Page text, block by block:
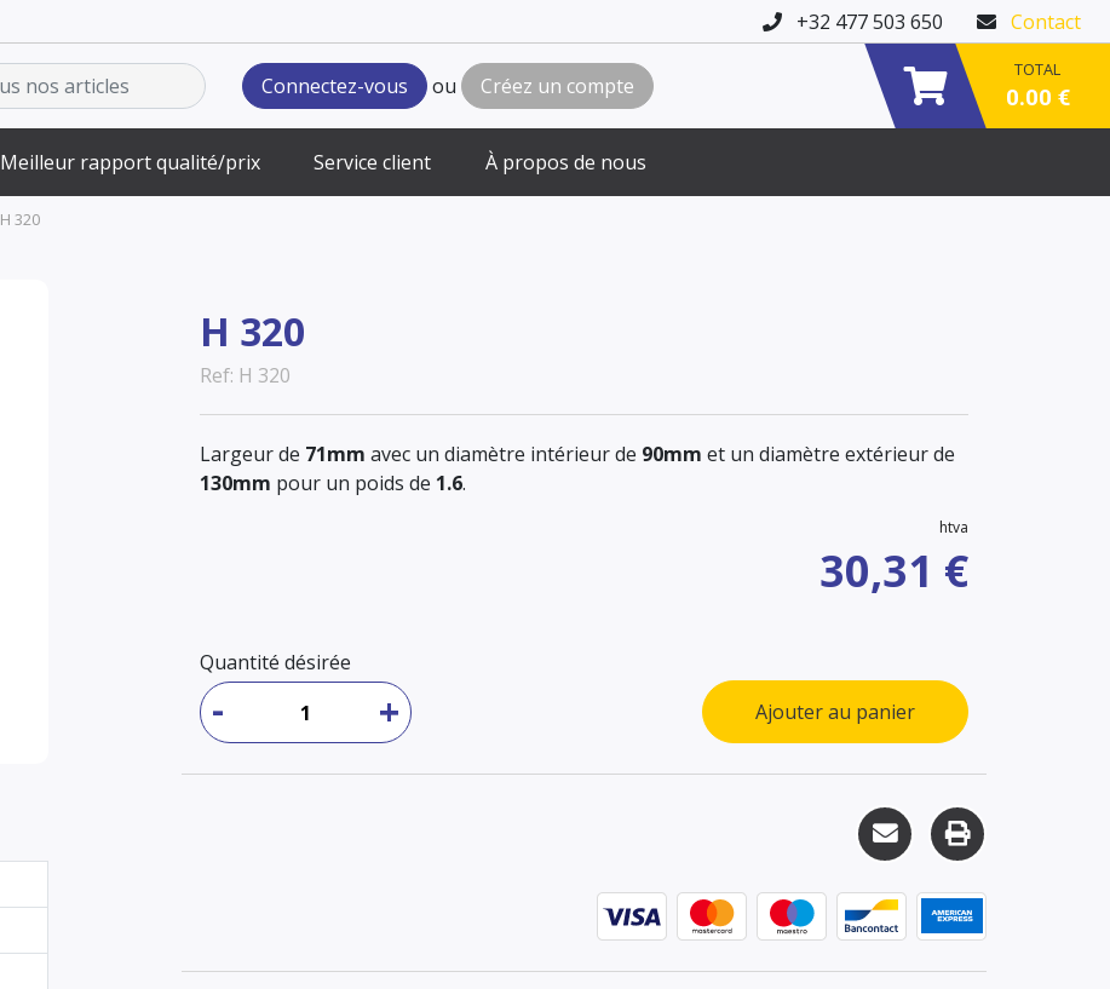
+32 477 503 650 Contact
Connectez-vous ou Créez un compte
TOTAL
0.00 €
Meilleur rapport qualité/prix Service client À propos de nous
H 320
H 320
Ref: H 320
Largeur de 71mm avec un diamètre intérieur de 90mm et un diamètre extérieur de
130mm pour un poids de 1.6.
htva
30,31 €
Quantité désirée
+
- Ajouter au panier